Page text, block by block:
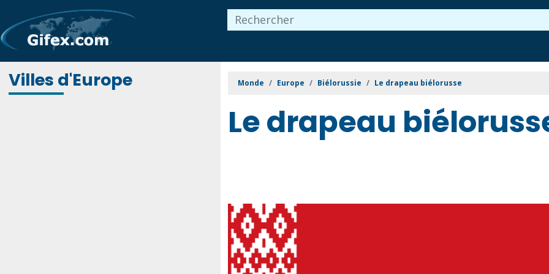
Villes d'Europe Monde Europe Biélorussie Le drapeau biélorusse
Le drapeau